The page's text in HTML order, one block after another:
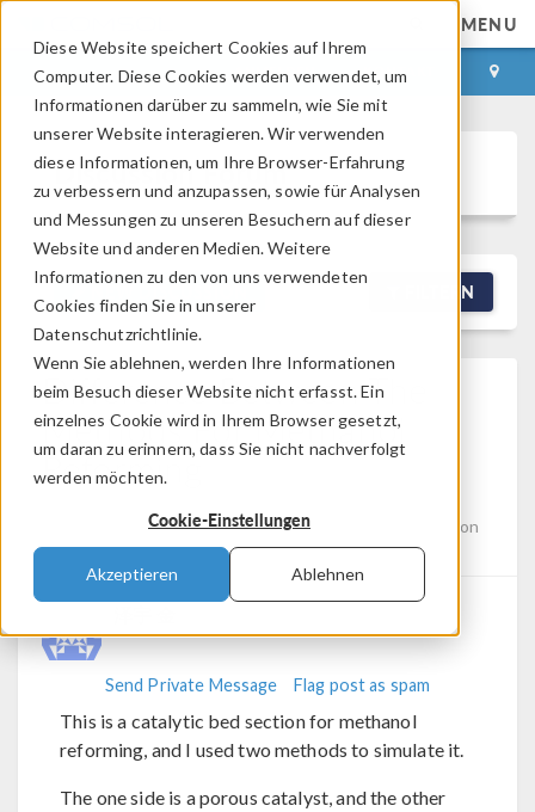
Diese Website speichert Cookies auf Ihrem
Computer. Diese Cookies werden verwendet, um
Informationen darüber zu sammeln, wie Sie mit
unserer Website interagieren. Wir verwenden
diese Informationen, um Ihre Browser-Erfahrung
zu verbessern und anzupassen, sowie für Analysen
und Messungen zu unseren Besuchern auf dieser
Website und anderen Medien. Weitere
Informationen zu den von uns verwendeten
Cookies finden Sie in unserer
Datenschutzrichtlinie.
Wenn Sie ablehnen, werden Ihre Informationen
beim Besuch dieser Website nicht erfasst. Ein
einzelnes Cookie wird in Ihrem Browser gesetzt,
um daran zu erinnern, dass Sie nicht nachverfolgt
werden möchten.
Cookie-Einstellungen
Akzeptieren Ablehnen
MENU
ANMELDEN KONTAKT
Discussion Forum
FILTERN
Difference Between The
Methods For Methanol
Reforming
Reaction Engineering, Fuel Cells & Electrolyzers
Version
6.3
0 Replies
Send Private Message Flag post as spam
This is a catalytic bed section for methanol
reforming, and I used two methods to simulate it.
The one side is a porous catalyst, and the other